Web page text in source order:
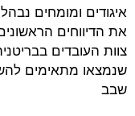
נבהלו לקבל
הראשונים על
בבריטניה,
להשתלת